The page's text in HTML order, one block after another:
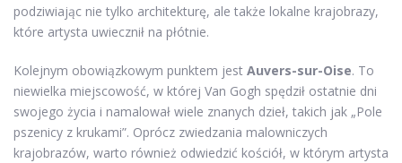
podziwiając nie tylko architekturę, ale także lokalne krajobrazy,
które artysta uwiecznił na płótnie.
Kolejnym obowiązkowym punktem jest Auvers-sur-Oise. To
niewielka miejscowość, w której Van Gogh spędził ostatnie dni
swojego życia i namalował wiele znanych dzieł, takich jak „Pole
pszenicy z krukami”. Oprócz zwiedzania malowniczych
krajobrazów, warto również odwiedzić kościół, w którym artysta